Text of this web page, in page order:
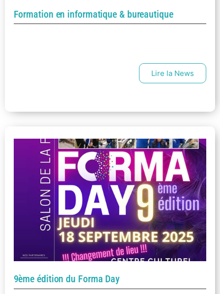
Formation en informatique & bureautique
Lire la News
9ème édition du Forma Day